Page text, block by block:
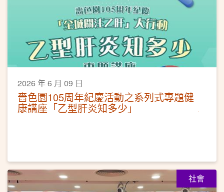
2026 年 6 月 09 日
嗇色園105周年紀慶活動之系列式專題健
康講座「乙型肝炎知多少」
社會